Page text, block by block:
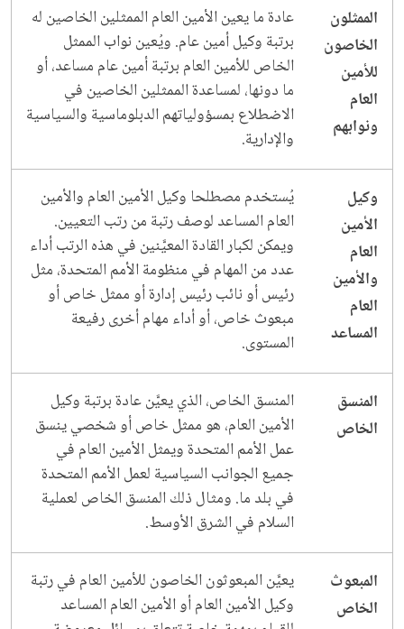
الممثلون
الخاصون
للأمين
العام
ونوابهم
عادة ما يعين الأمين العام الممثلين الخاصين له
برتبة وكيل أمين عام. ويُعين نواب الممثل
الخاص للأمين العام برتبة أمين عام مساعد، أو
ما دونها، لمساعدة الممثلين الخاصين في
الاضطلاع بمسؤولياتهم الدبلوماسية والسياسية
والإدارية.
وكيل
الأمين
العام
والأمين
العام
المساعد
يُستخدم مصطلحا وكيل الأمين العام والأمين
العام المساعد لوصف رتبة من رتب التعيين.
ويمكن لكبار القادة المعيَّنين في هذه الرتب أداء
عدد من المهام في منظومة الأمم المتحدة، مثل
رئيس أو نائب رئيس إدارة أو ممثل خاص أو
مبعوث خاص، أو أداء مهام أخرى رفيعة
المستوى.
المنسق
الخاص
المنسق الخاص، الذي يعيَّن عادة برتبة وكيل
الأمين العام، هو ممثل خاص أو شخصي ينسق
عمل الأمم المتحدة ويمثل الأمين العام في
جميع الجوانب السياسية لعمل الأمم المتحدة
في بلد ما. ومثال ذلك المنسق الخاص لعملية
السلام في الشرق الأوسط.
المبعوث
الخاص
يعيَّن المبعوثون الخاصون للأمين العام في رتبة
وكيل الأمين العام أو الأمين العام المساعد